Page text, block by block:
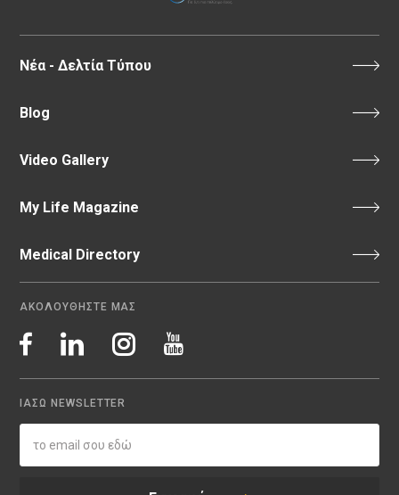
Νέα - Δελτία Τύπου
Blog
Video Gallery
My Life Magazine
Medical Directory
ΑΚΟΛΟΥΘΗΣΤΕ ΜΑΣ
ΙΑΣΩ NEWSLETTER